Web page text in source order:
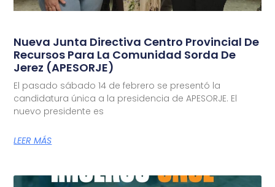
Nueva Junta Directiva Centro Provincial De
Recursos Para La Comunidad Sorda De
Jerez (APESORJE)
El pasado sábado 14 de febrero se presentó la
candidatura única a la presidencia de APESORJE. El
nuevo presidente es
LEER MÁS